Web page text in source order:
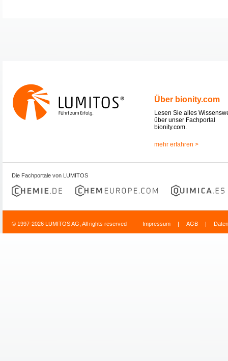
Über bionity.com
Lesen Sie alles
über unser Fachportal
bionity.com.
mehr erfahren >
Die Fachportale von LUMITOS
© 1997-2026 LUMITOS AG, All rights reserved Impressum | AGB |